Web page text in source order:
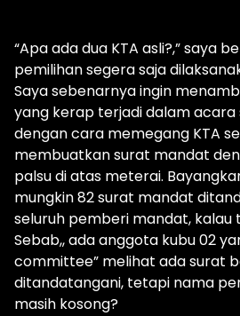
“Apa ada dua KTA asli?,” saya
pemilihan segera saja
Saya sebenarnya ingin
yang kerap terjadi dalam acara
dengan cara memegang KTA
membuatkan surat mandat
palsu di atas meterai.
mungkin 82 surat mandat
seluruh pemberi mandat, kalau
Sebab,, ada anggota kubu 02
committee” melihat ada surat
ditandatangani, tetapi nama
masih kosong?